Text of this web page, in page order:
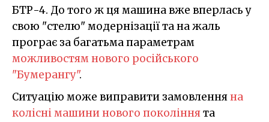
БТР-4. До того ж ця машина вже вперлась у
свою "стелю" модернізації та на жаль
програє за багатьма параметрам
можливостям нового російського
"Бумерангу".
Ситуацію може виправити замовленняна
колісні машини нового поколіннята